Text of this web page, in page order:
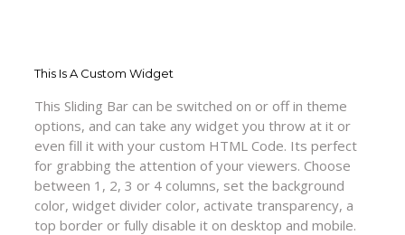
This Is A Custom Widget
This Sliding Bar can be switched on or off in theme
options, and can take any widget you throw at it or
even fill it with your custom HTML Code. Its perfect
for grabbing the attention of your viewers. Choose
between 1, 2, 3 or 4 columns, set the background
color, widget divider color, activate transparency, a
top border or fully disable it on desktop and mobile.